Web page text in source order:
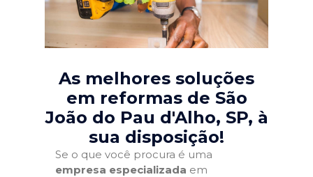
As melhores soluções
em reformas de São
João do Pau d'Alho, SP, à
sua disposição!
Se o que você procura é uma
empresa especializada em